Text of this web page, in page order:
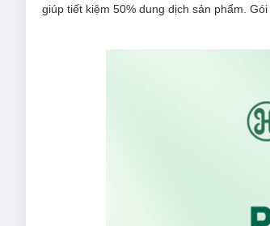
giúp tiết kiệm 50% dung dịch sản phẩm.